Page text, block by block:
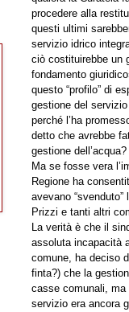
procedere alla
questi ultimi
servizio idrico
ciò costituirebbe un
fondamento
questo “profilo” di
gestione del
perché l’ha
detto che avrebbe
gestione
Ma se fosse vera
Regione ha
avevano
Prizzi e tanti altri
La verità è che il
assoluta incapacità
comune, ha deciso
finta?) che la
casse comunali, ma
servizio era ancora